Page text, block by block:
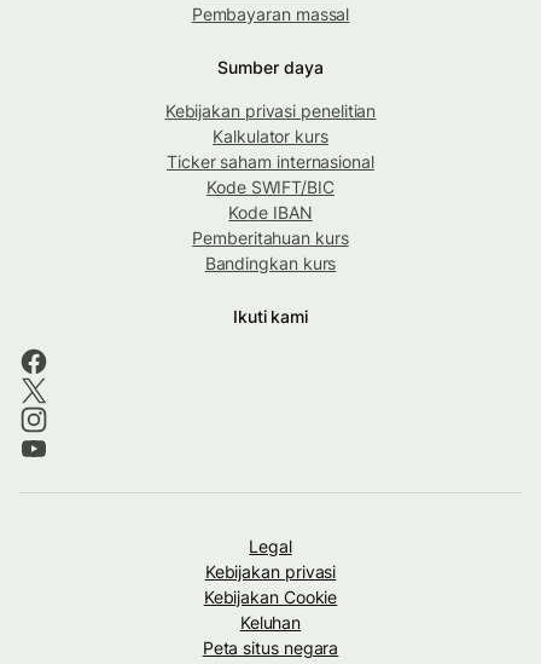
Pembayaran massal
Sumber daya
Kebijakan privasi penelitian
Kalkulator kurs
Ticker saham internasional
Kode SWIFT/BIC
Kode IBAN
Pemberitahuan kurs
Bandingkan kurs
Ikuti kami
Legal
Kebijakan privasi
Kebijakan Cookie
Keluhan
Peta situs negara